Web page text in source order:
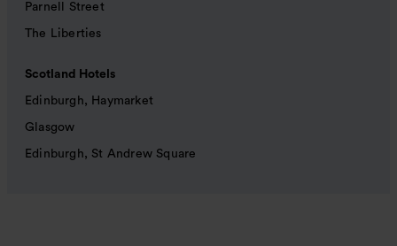
Parnell Street
The Liberties
Scotland Hotels
Edinburgh, Haymarket
Glasgow
Edinburgh, St Andrew Square